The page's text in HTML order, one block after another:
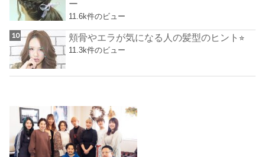
ー
11.6k件のビュー
頬骨やエラが気になる人の髪型のヒント⭐︎
11.3k件のビュー